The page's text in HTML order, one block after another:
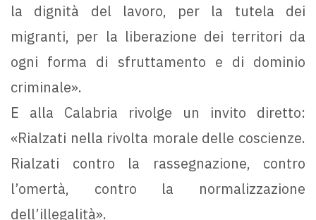
la dignità del lavoro, per la tutela dei
migranti, per la liberazione dei territori da
ogni forma di sfruttamento e di dominio
criminale».
E alla Calabria rivolge un invito diretto:
«Rialzati nella rivolta morale delle coscienze.
Rialzati contro la rassegnazione, contro
l’omertà, contro la normalizzazione
dell’illegalità».